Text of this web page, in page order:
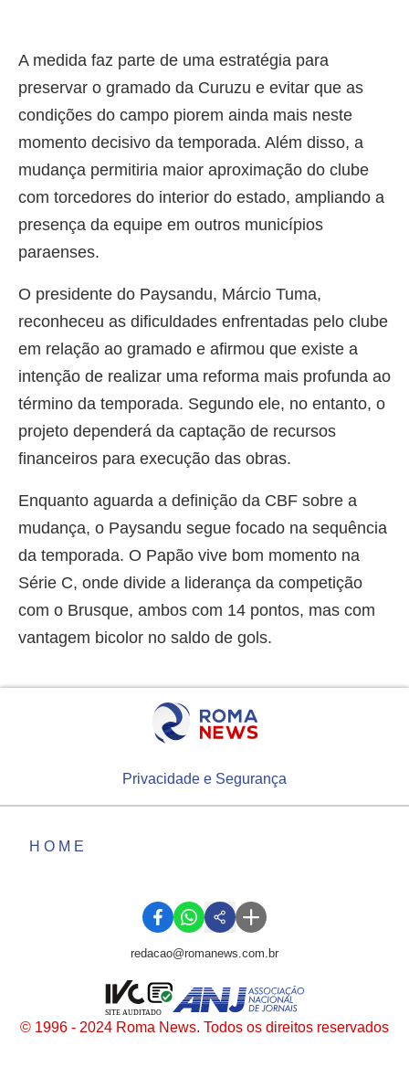
A medida faz parte de uma estratégia para
preservar o gramado da Curuzu e evitar que as
condições do campo piorem ainda mais neste
momento decisivo da temporada. Além disso, a
mudança permitiria maior aproximação do clube
com torcedores do interior do estado, ampliando a
presença da equipe em outros municípios
paraenses.
O presidente do Paysandu, Márcio Tuma,
reconheceu as dificuldades enfrentadas pelo clube
em relação ao gramado e afirmou que existe a
intenção de realizar uma reforma mais profunda ao
término da temporada. Segundo ele, no entanto, o
projeto dependerá da captação de recursos
financeiros para execução das obras.
Enquanto aguarda a definição da CBF sobre a
mudança, o Paysandu segue focado na sequência
da temporada. O Papão vive bom momento na
Série C, onde divide a liderança da competição
com o Brusque, ambos com 14 pontos, mas com
vantagem bicolor no saldo de gols.
Privacidade e Segurança
HOME
redacao@romanews.com.br
© 1996 - 2024 Roma News. Todos os direitos reservados
SITE AUDITADO